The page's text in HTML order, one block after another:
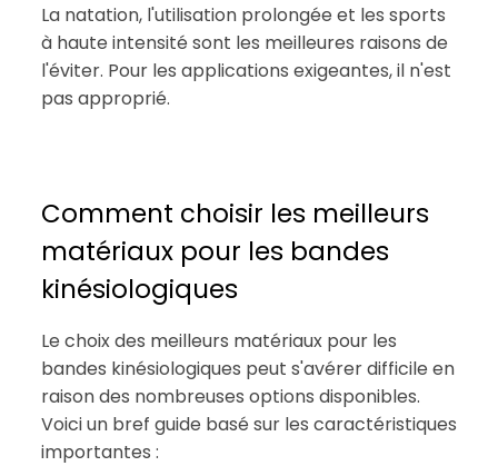
La natation, l'utilisation prolongée et les sports
à haute intensité sont les meilleures raisons de
l'éviter. Pour les applications exigeantes, il n'est
pas approprié.
Comment choisir les meilleurs
matériaux pour les bandes
kinésiologiques
Le choix des meilleurs matériaux pour les
bandes kinésiologiques peut s'avérer difficile en
raison des nombreuses options disponibles.
Voici un bref guide basé sur les caractéristiques
importantes :